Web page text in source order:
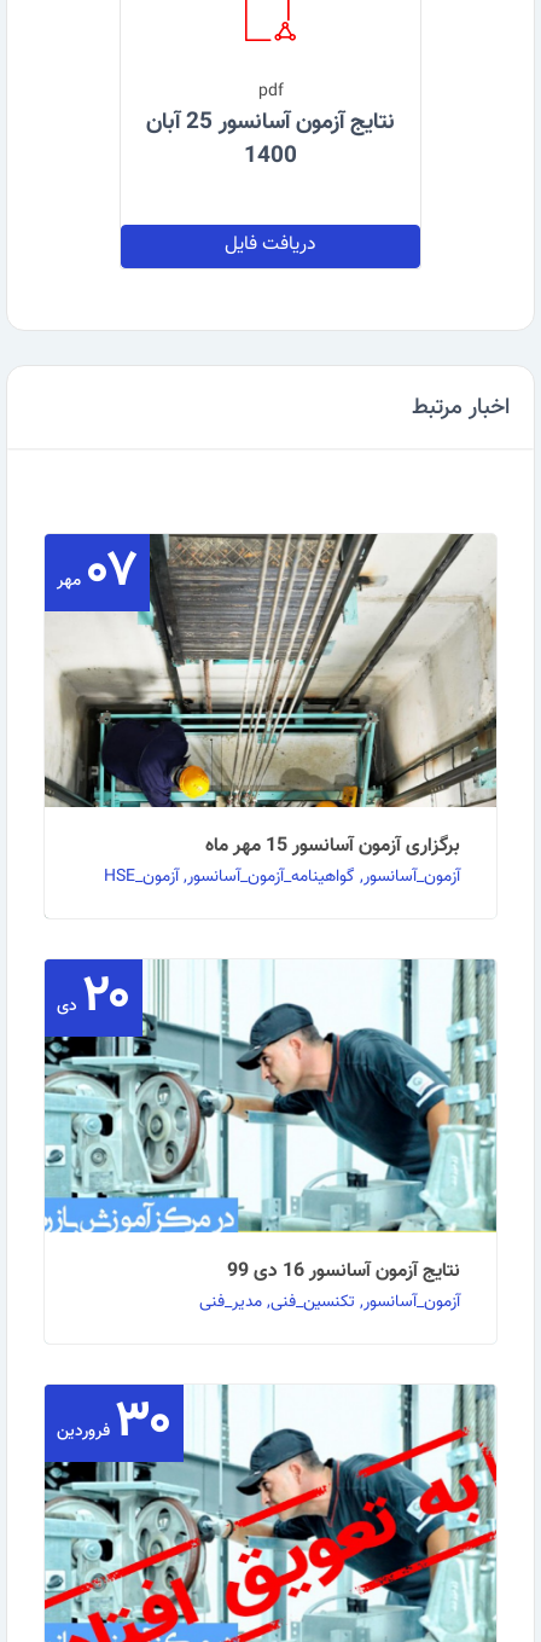
pdf
نتایج آزمون آسانسور 25 آبان
1400
دریافت فایل
اخبار مرتبط
۰۷ مهر
برگزاری آزمون آسانسور 15 مهر ماه
آزمون_آسانسور, گواهینامه_آزمون_آسانسور, آزمون_HSE
به اطلاع کلیه علاقمندان به شرکت در آزمونهای مدیرفنی و
تکنسین فنی آسانسور می رساند طبق تفاهم نامه ای …
ادامه مطلب
۲۰ دی
نتایج آزمون آسانسور 16 دی 99
آزمون_آسانسور, تکنسین_فنی, مدیر_فنی
به گزارش روابط عمومی مرکز آموزش بازرگانی : نتایج آزمون
آسانسور 99/10/16 به پیوست ضمیمه می‌گردد. …
ادامه مطلب
۳۰ فروردین